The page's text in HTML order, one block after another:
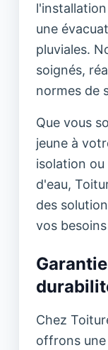
une
pluviales.
soignés,
normes de
Que vous
jeune à
isolation
d'eau,
des
vos
Chez
offrons